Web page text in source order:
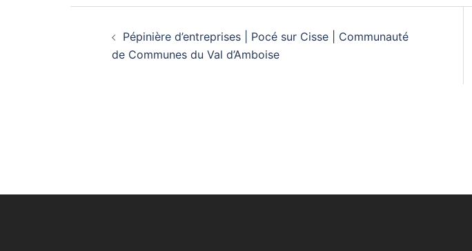
Navigation
d’article
Pépinière d’entreprises | Pocé sur Cisse | Communauté
de Communes du Val d’Amboise